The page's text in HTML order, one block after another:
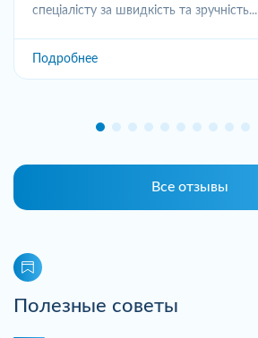
спеціалісту за швидкість та зручність...
Подробнее
Все отзывы
Полезные советы